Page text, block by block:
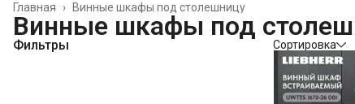
Винные шкафы под столешницу
Главная ›
Винные шкафы под
Фильтры Сортировка